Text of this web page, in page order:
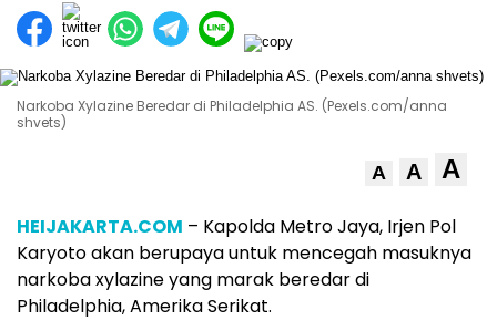
Narkoba Xylazine Beredar di Philadelphia AS. (Pexels.com/anna
shvets)
A A A
HEIJAKARTA.COM – Kapolda Metro Jaya, Irjen Pol
Karyoto akan berupaya untuk mencegah masuknya
narkoba xylazine yang marak beredar di
Philadelphia, Amerika Serikat.